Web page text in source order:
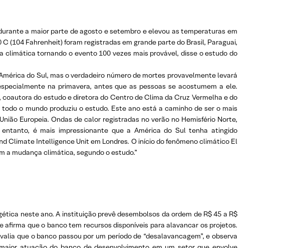
a maior parte de agosto e setembro e elevou as temperaturas em
(104 Fahrenheit) foram registradas em grande parte do Brasil, Paraguai,
tornando o evento 100 vezes mais provável, disse o estudo do
do Sul, mas o verdadeiro número de mortes provavelmente levará
na primavera, antes que as pessoas se acostumem a ele.
do estudo e diretora do Centro de Clima da Cruz Vermelha e do
o mundo produziu o estudo. Este ano está a caminho de ser o mais
Europeia. Ondas de calor registradas no verão no Hemisfério Norte,
é mais impressionante que a América do Sul tenha atingido
Climate Intelligence Unit em Londres. O início do fenômeno climático El
a mudança climática, segundo o estudo.”
neste ano. A instituição prevê desembolsos da ordem de R$ 45 a R$
que o banco tem recursos disponíveis para alavancar os projetos.
que o banco passou por um período de “desalavancagem”, e observa